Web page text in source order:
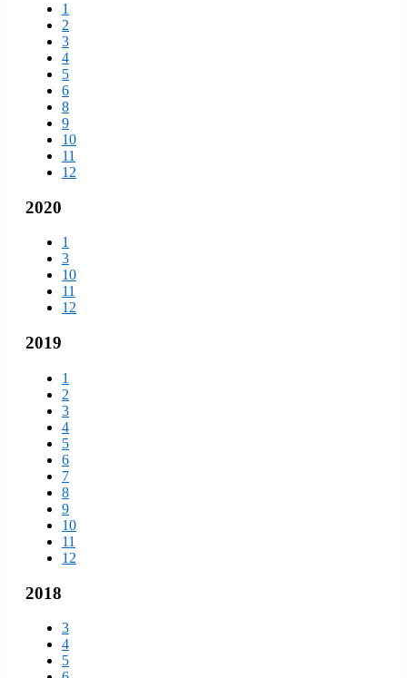
1
2
3
4
5
6
8
9
10
11
12
2020
1
3
10
11
12
2019
1
2
3
4
5
6
7
8
9
10
11
12
2018
3
4
5